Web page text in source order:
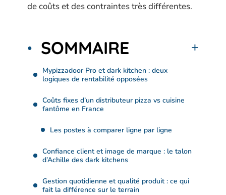
de coûts et des contraintes très différentes.
SOMMAIRE
Mypizzadoor Pro et dark kitchen : deux
logiques de rentabilité opposées
Coûts fixes d’un distributeur pizza vs cuisine
fantôme en France
Les postes à comparer ligne par ligne
Confiance client et image de marque : le talon
d’Achille des dark kitchens
Gestion quotidienne et qualité produit : ce qui
fait la différence sur le terrain